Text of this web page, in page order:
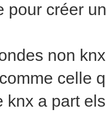
pour créer
non
celle
knx a part